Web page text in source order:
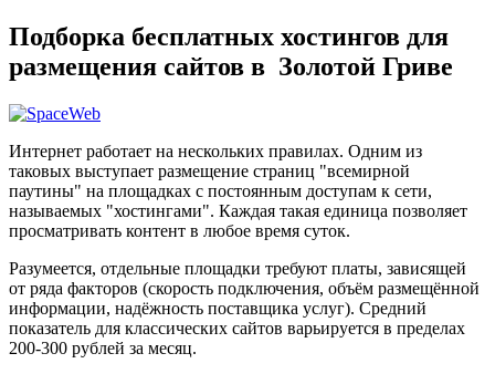
Подборка бесплатных хостингов для
размещения сайтов в Золотой Гриве
Интернет работает на нескольких правилах. Одним из
таковых выступает размещение страниц "всемирной
паутины" на площадках с постоянным доступам к сети,
называемых "хостингами". Каждая такая единица позволяет
просматривать контент в любое время суток.
Разумеется, отдельные площадки требуют платы, зависящей
от ряда факторов (скорость подключения, объём размещённой
информации, надёжность поставщика услуг). Средний
показатель для классических сайтов варьируется в пределах
200-300 рублей за месяц.